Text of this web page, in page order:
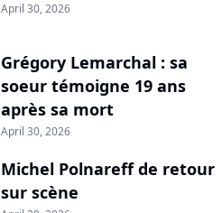
April 30, 2026
Grégory Lemarchal : sa
soeur témoigne 19 ans
après sa mort
April 30, 2026
Michel Polnareff de retour
sur scène